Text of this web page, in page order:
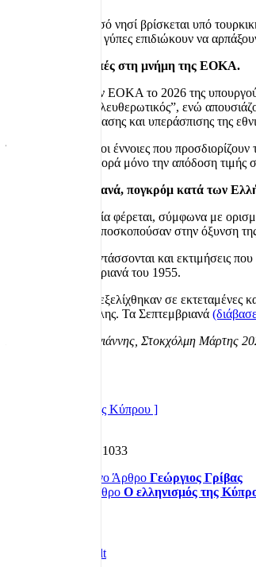
Σήμερα, που το μισό νησί βρίσκεται υπό
στιγμή που πολλοί γύπες επιδιώκουν να
Επιλεκτικές σιωπές στη μνήμη της ΕΟΚΑ.
Στο μήνυμα για την ΕΟΚΑ το 2026 της
ο όρος “εθνικοαπελευθερωτικός”, ενώ
κάθε έννοια αντίστασης και υπεράσπισης της
Όταν αφαιρούνται οι έννοιες που
μηνυμάτων δεν αφορά μόνο την απόδοση τιμής
1955 – Σεπτεμβριανά, πογκρόμ κατά των
Η Μεγάλη Βρετανία φέρεται, σύμφωνα με
επιχειρήσεις που αποσκοπούσαν στην όξυνση
Στο ίδιο πλαίσιο εντάσσονται και
λεγόμενα Σεπτεμβριανά του 1955.
Τα γεγονότα αυτά εξελίχθηκαν σε εκτεταμένες
ελληνισμό της Πόλης. Τα Σεπτεμβριανά
Παναγιώτης Καλογιάννης, Στοκχόλμη Μάρτης
[ Ο Ελληνισμός της Κύπρου ]
Εμφανίσεις: 1033
Προηγούμενο Άρθρο Γεώργιος Γρίβας
Επόμενο Άρθρο Ο ελληνισμός της